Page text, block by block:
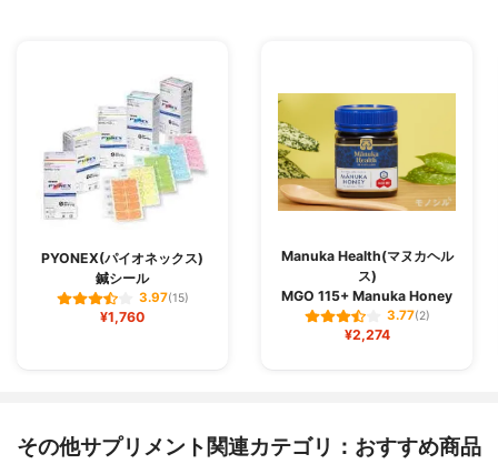
PYONEX(パイオネックス)
鍼シール
3.97(15)
¥1,760
Manuka Health(マヌカヘル
ス)
MGO 115+ Manuka Honey
3.77(2)
¥2,274
その他サプリメント関連カテゴリ：おすすめ商品